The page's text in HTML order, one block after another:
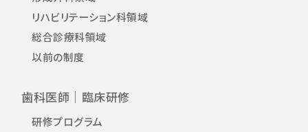
リハビリテーション科領域
総合診療科領域
以前の制度
歯科医師｜臨床研修
研修プログラム